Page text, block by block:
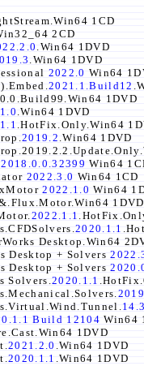
1CD
2CD
.Win64 1DVD
.Win64 1DVD
2022.0 Win64
2021.1.Build12
1DVD
.Win64 1DVD
.HotFix.Only.Win64
2019.2 .Win64 1DVD
2018.0.0.32399 Win64
2022.3.0 Win64 1CD
2022.1.0 Win64
1DVD
2022.1.1
2020.1.1
Desktop.Win64
Desktop + Solvers
Desktop + Solvers
Solvers. 2020.1.1
Build 12104 Win64
1DVD
2021.2.0 .Win64 1DVD
2020.1.1 .Win64 1DVD